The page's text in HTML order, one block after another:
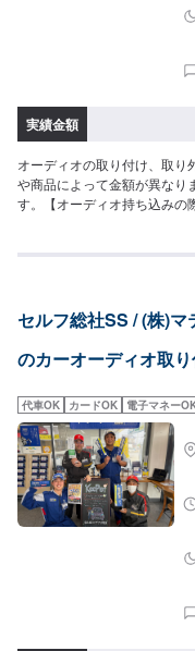
実績金額
オーディオの取り付け、取り
や商品によって金額が異なり
す。【オーディオ持ち込みの
セルフ総社SS / (株)
のカーオーディオ取
代車OK カードOK 電子マネー